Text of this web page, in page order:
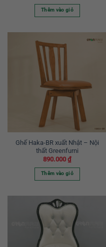
Thêm vào giỏ
Ghế Haka-BR xuất Nhật – Nội
thất Greenfurni
890.000 ₫
Thêm vào giỏ